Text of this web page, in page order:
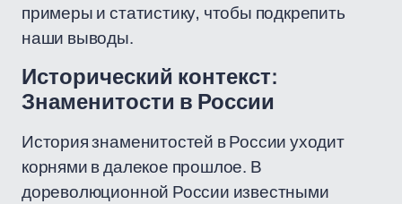
примеры и статистику, чтобы подкрепить
наши выводы.
Исторический контекст:
Знаменитости в России
История знаменитостей в России уходит
корнями в далекое прошлое. В
дореволюционной России известными